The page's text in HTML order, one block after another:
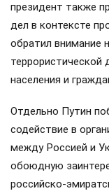
президент также
дел в контексте
обратил внимание
террористической
населения и
Отдельно Путин
содействие в
между Россией и
обоюдную
российско-